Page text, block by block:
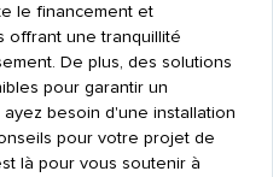
le financement et
offrant une tranquillité
De plus, des solutions
pour garantir un
besoin d'une installation
pour votre projet de
là pour vous soutenir à